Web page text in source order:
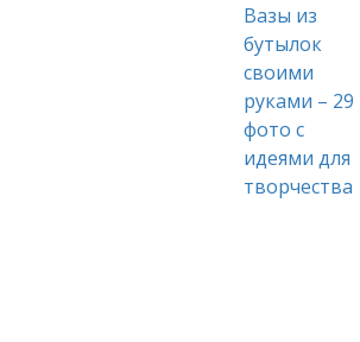
Вазы из
бутылок
своими
руками – 29
фото с
идеями для
творчества